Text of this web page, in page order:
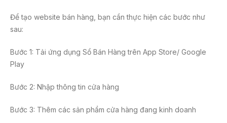
Để tạo website bán hàng, bạn cần thực hiện các bước như
sau:
Bước 1: Tải ứng dụng Sổ Bán Hàng trên App Store/ Google
Play
Bước 2: Nhập thông tin cửa hàng
Bước 3: Thêm các sản phẩm cửa hàng đang kinh doanh